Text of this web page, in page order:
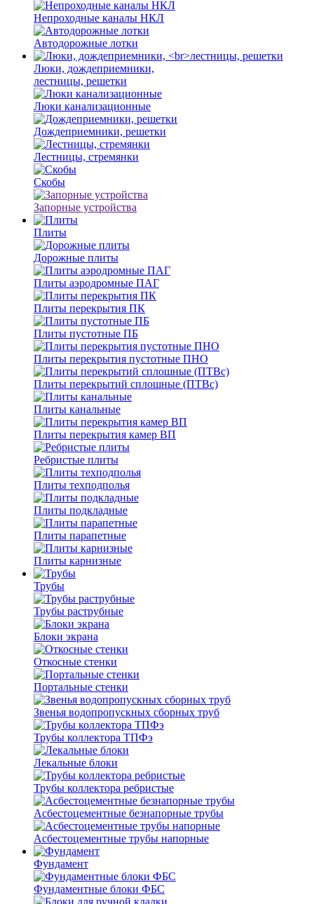
Непроходные каналы НКЛ
Автодорожные лотки
Люки, дождеприемники,
лестницы, решетки
Люки канализационные
Дождеприемники, решетки
Лестницы, стремянки
Скобы
Запорные устройства
Плиты
Дорожные плиты
Плиты аэродромные ПАГ
Плиты перекрытия ПК
Плиты пустотные ПБ
Плиты перекрытия пустотные ПНО
Плиты перекрытий сплошные (ПТВс)
Плиты канальные
Плиты перекрытия камер ВП
Ребристые плиты
Плиты техподполья
Плиты подкладные
Плиты парапетные
Плиты карнизные
Трубы
Трубы раструбные
Блоки экрана
Откосные стенки
Портальные стенки
Звенья водопропускных сборных труб
Трубы коллектора ТПФэ
Лекальные блоки
Трубы коллектора ребристые
Асбестоцементные безнапорные трубы
Асбестоцементные трубы напорные
Фундамент
Фундаментные блоки ФБС